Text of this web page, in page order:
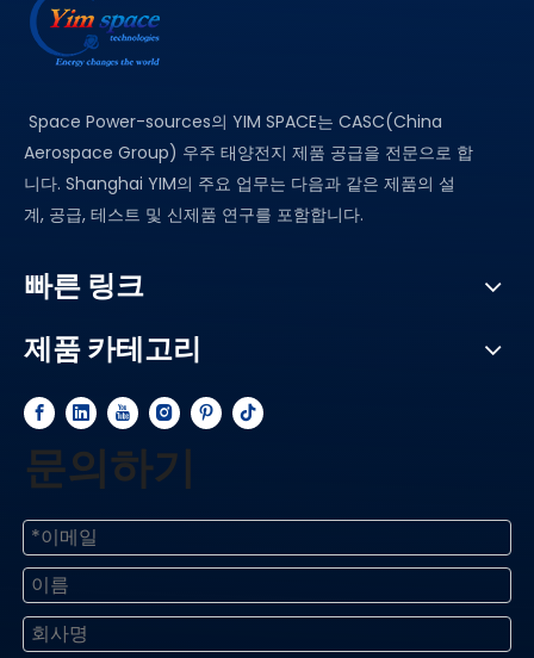
Space Power-sources의 YIM SPACE는 CASC(China
Aerospace Group) 우주 태양전지 제품 공급을 전문으로 합
니다. Shanghai YIM의 주요 업무는 다음과 같은 제품의 설
계, 공급, 테스트 및 신제품 연구를 포함합니다.
빠른 링크
제품 카테고리
문의하기